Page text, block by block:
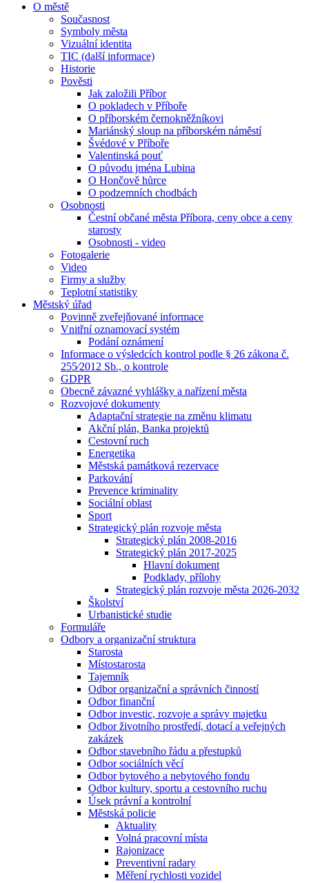
O městě
Současnost
Symboly města
Vizuální identita
TIC (další informace)
Historie
Pověsti
Jak založili Příbor
O pokladech v Příboře
O příborském černokněžníkovi
Mariánský sloup na příborském náměstí
Švédové v Příboře
Valentinská pouť
O původu jména Lubina
O Hončově hůrce
O podzemních chodbách
Osobnosti
Čestní občané města Příbora, ceny obce a ceny
starosty
Osobnosti - video
Fotogalerie
Video
Firmy a služby
Teplotní statistiky
Městský úřad
Povinně zveřejňované informace
Vnitřní oznamovací systém
Podání oznámení
Informace o výsledcích kontrol podle § 26 zákona č.
255⁄2012 Sb., o kontrole
GDPR
Obecně závazné vyhlášky a nařízení města
Rozvojové dokumenty
Adaptační strategie na změnu klimatu
Akční plán, Banka projektů
Cestovní ruch
Energetika
Městská památková rezervace
Parkování
Prevence kriminality
Sociální oblast
Sport
Strategický plán rozvoje města
Strategický plán 2008-2016
Strategický plán 2017-2025
Hlavní dokument
Podklady, přílohy
Strategický plán rozvoje města 2026-2032
Školství
Urbanistické studie
Formuláře
Odbory a organizační struktura
Starosta
Místostarosta
Tajemník
Odbor organizační a správních činností
Odbor finanční
Odbor investic, rozvoje a správy majetku
Odbor životního prostředí, dotací a veřejných
zakázek
Odbor stavebního řádu a přestupků
Odbor sociálních věcí
Odbor bytového a nebytového fondu
Odbor kultury, sportu a cestovního ruchu
Úsek právní a kontrolní
Městská policie
Aktuality
Volná pracovní místa
Rajonizace
Preventivní radary
Měření rychlosti vozidel